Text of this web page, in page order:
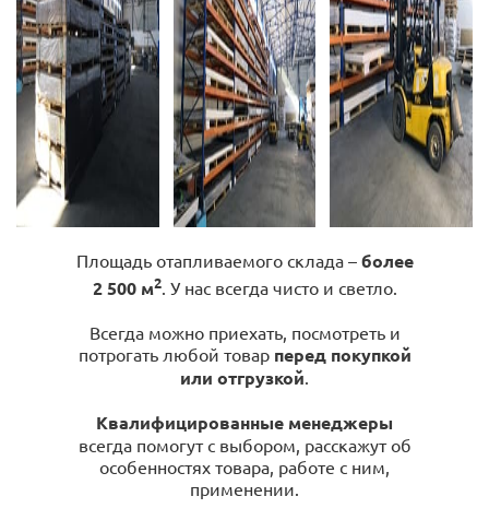
Площадь отапливаемого склада – более
2 500 м2. У нас всегда чисто и светло.
Всегда можно приехать, посмотреть и
потрогать любой товар перед покупкой
или отгрузкой.
Квалифицированные менеджеры
всегда помогут с выбором, расскажут об
особенностях товара, работе с ним,
применении.